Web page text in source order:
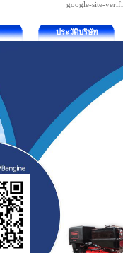
google-site-
ประวัติบริษัท